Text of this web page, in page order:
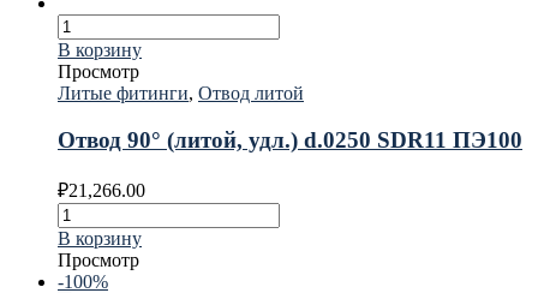
В корзину
Просмотр
Литые фитинги, Отвод литой
Отвод 90° (литой, удл.) d.0250 SDR11 ПЭ100
₽21,266.00
В корзину
Просмотр
-100%